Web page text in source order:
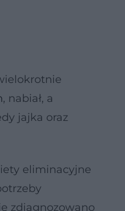
, nabiał, a
jajka oraz
eliminacyjne
zdiagnozowano